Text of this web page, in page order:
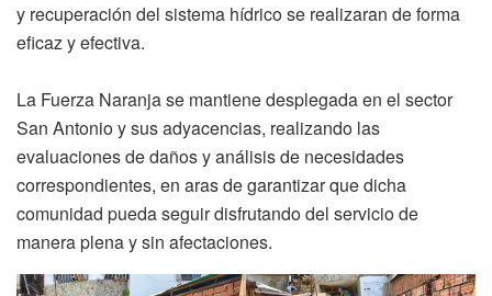
y recuperación del sistema hídrico se realizaran de forma
eficaz y efectiva.
La Fuerza Naranja se mantiene desplegada en el sector
San Antonio y sus adyacencias, realizando las
evaluaciones de daños y análisis de necesidades
correspondientes, en aras de garantizar que dicha
comunidad pueda seguir disfrutando del servicio de
manera plena y sin afectaciones.